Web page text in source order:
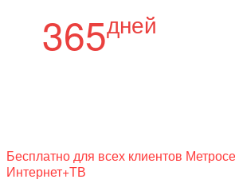
365дней
Бесплатно для всех клиентов
Интернет+ТВ